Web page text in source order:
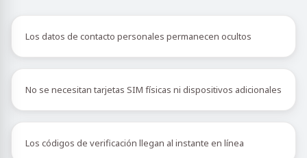
Los datos de contacto personales permanecen ocultos
No se necesitan tarjetas SIM físicas ni dispositivos adicionales
Los códigos de verificación llegan al instante en línea